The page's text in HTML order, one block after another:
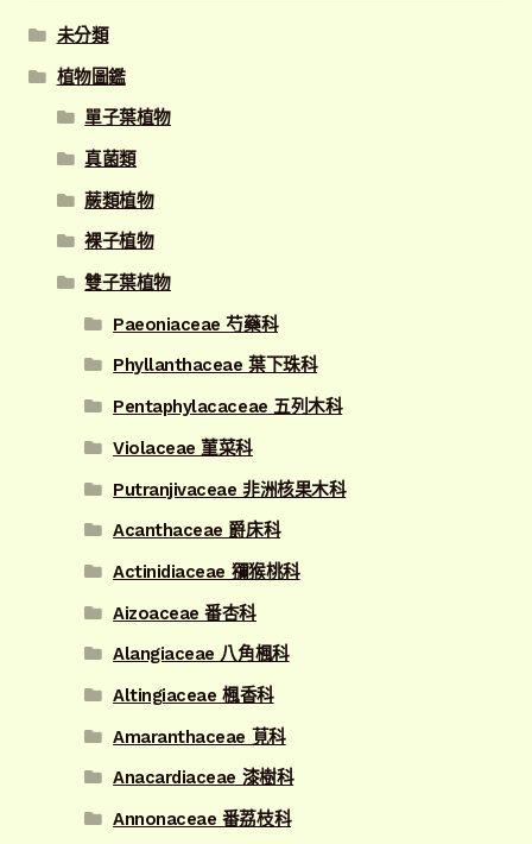
未分類
植物圖鑑
單子葉植物
真菌類
蕨類植物
裸子植物
雙子葉植物
Paeoniaceae 芍藥科
Phyllanthaceae 葉下珠科
Pentaphylacaceae 五列木科
Violaceae 菫菜科
Putranjivaceae 非洲核果木科
Acanthaceae 爵床科
Actinidiaceae 獼猴桃科
Aizoaceae 番杏科
Alangiaceae 八角楓科
Altingiaceae 楓香科
Amaranthaceae 莧科
Anacardiaceae 漆樹科
Annonaceae 番荔枝科